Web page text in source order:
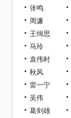
张鸣
周濂
王缉思
马玲
袁伟时
秋风
雷一宁
吴伟
葛剑雄